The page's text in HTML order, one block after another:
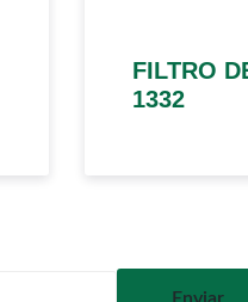
FILTRO
1332